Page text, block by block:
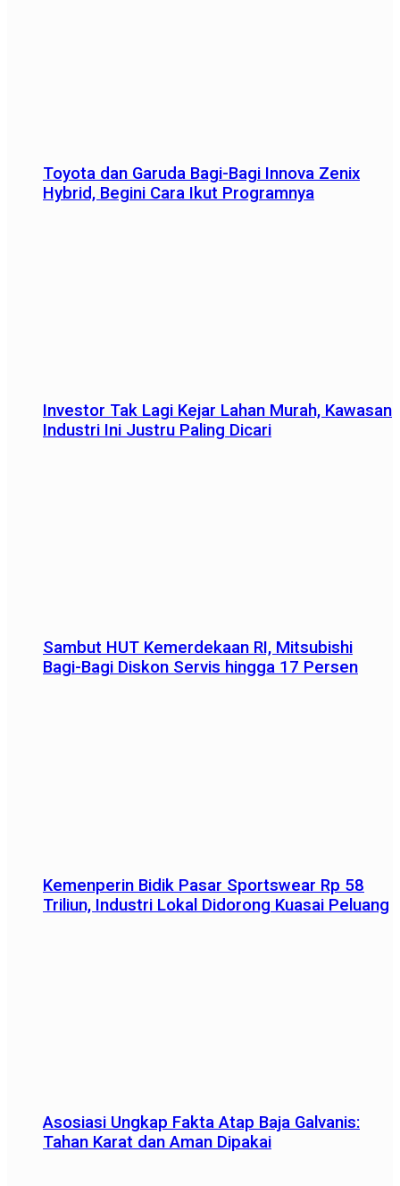
Toyota dan Garuda Bagi-Bagi Innova Zenix
Hybrid, Begini Cara Ikut Programnya
Investor Tak Lagi Kejar Lahan Murah, Kawasan
Industri Ini Justru Paling Dicari
Sambut HUT Kemerdekaan RI, Mitsubishi
Bagi-Bagi Diskon Servis hingga 17 Persen
Kemenperin Bidik Pasar Sportswear Rp 58
Triliun, Industri Lokal Didorong Kuasai Peluang
Asosiasi Ungkap Fakta Atap Baja Galvanis:
Tahan Karat dan Aman Dipakai